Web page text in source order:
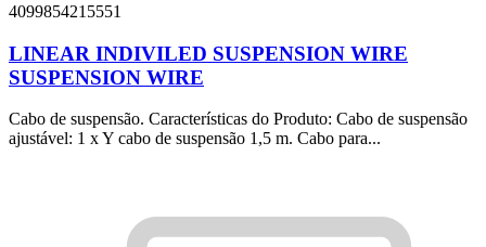
4099854215551
LINEAR INDIVILED SUSPENSION WIRE
SUSPENSION WIRE
Cabo de suspensão. Características do Produto: Cabo de suspensão
ajustável: 1 x Y cabo de suspensão 1,5 m. Cabo para...